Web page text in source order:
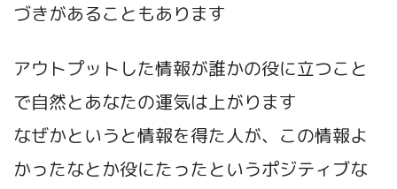
づきがあることもあります
アウトプットした情報が誰かの役に立つこと
で自然とあなたの運気は上がります
なぜかというと情報を得た人が、この情報よ
かったなとか役にたったというポジティブな